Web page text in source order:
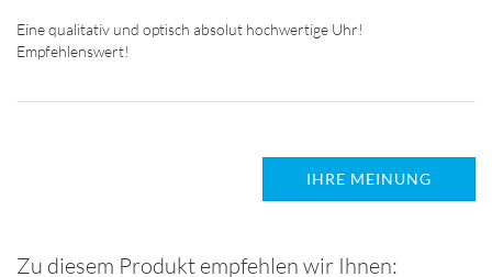
Eine qualitativ und optisch absolut hochwertige Uhr!
IHRE MEINUNG
Zu diesem Produkt empfehlen wir Ihnen: